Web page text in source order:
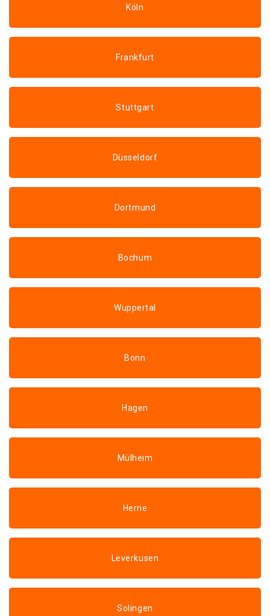
Köln
Frankfurt
Stuttgart
Düsseldorf
Dortmund
Bochum
Wuppertal
Bonn
Hagen
Mülheim
Herne
Leverkusen
Solingen